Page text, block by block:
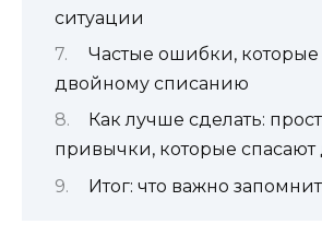
ситуации
Частые ошибки,
двойному списанию
Как лучше сделать:
привычки, которые спасают
Итог: что важно